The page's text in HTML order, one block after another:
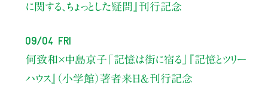
に関する、ちょっとした疑問』刊行記念
09/04 Fri
何致和×中島京子 「記憶は街に宿る」
『記憶とツリー
ハウス』（小学館）著者来日＆刊行記念